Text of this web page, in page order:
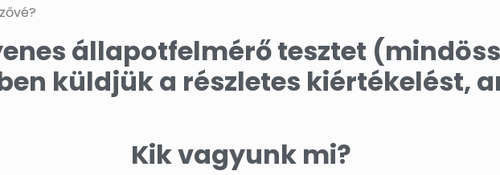
állapotfelmérő tesztet
küldjük a részletes kiértékelést,
Kik vagyunk mi?